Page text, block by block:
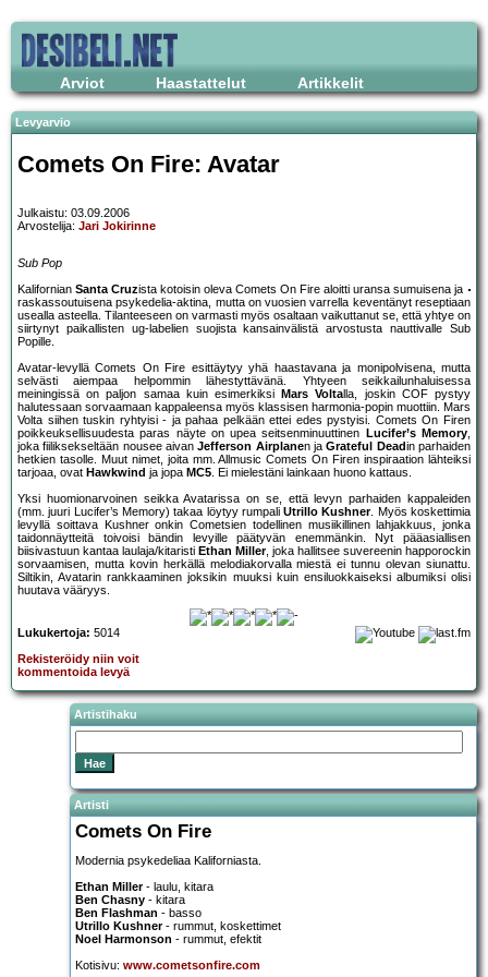
Arviot Haastattelut Artikkelit
Levyarvio
Comets On Fire: Avatar
Julkaistu: 03.09.2006
Arvostelija: Jari Jokirinne
Sub Pop
Kalifornian Santa Cruzista kotoisin oleva Comets On Fire aloitti uransa sumuisena ja
raskassoutuisena psykedelia-aktina, mutta on vuosien varrella keventänyt reseptiaan
usealla asteella. Tilanteeseen on varmasti myös osaltaan vaikuttanut se, että yhtye on
siirtynyt paikallisten ug-labelien suojista kansainvälistä arvostusta nauttivalle Sub
Popille.
Avatar-levyllä Comets On Fire esittäytyy yhä haastavana ja monipolvisena, mutta
selvästi aiempaa helpommin lähestyttävänä. Yhtyeen seikkailunhaluisessa
meiningissä on paljon samaa kuin esimerkiksi
Mars Voltalla, joskin COF pystyy
halutessaan sorvaamaan kappaleensa myös klassisen harmonia-popin muottiin. Mars
Volta siihen tuskin ryhtyisi - ja pahaa pelkään ettei edes pystyisi. Comets On Firen
poikkeuksellisuudesta paras näyte on upea seitsenminuuttinen
Lucifer’s Memory,
joka fiiliksekseltään nousee aivanJefferson Airplanen jaGrateful Deadin parhaiden
hetkien tasolle. Muut nimet, joita mm. Allmusic Comets On Firen inspiraation lähteiksi
tarjoaa, ovat Hawkwind ja jopa MC5. Ei mielestäni lainkaan huono kattaus.
Yksi huomionarvoinen seikka Avatarissa on se, että levyn parhaiden kappaleiden
(mm. juuri Lucifer’s Memory) takaa löytyy rumpaliUtrillo Kushner. Myös koskettimia
levyllä soittava Kushner onkin Cometsien todellinen musiikillinen lahjakkuus, jonka
taidonnäytteitä toivoisi bändin levyille päätyvän enemmänkin. Nyt pääasiallisen
biisivastuun kantaa laulaja/kitaristi Ethan Miller, joka hallitsee suvereenin happorockin
sorvaamisen, mutta kovin herkällä melodiakorvalla miestä ei tunnu olevan siunattu.
Siltikin, Avatarin rankkaaminen joksikin muuksi kuin ensiluokkaiseksi albumiksi olisi
huutava vääryys.
Lukukertoja: 5014
Rekisteröidy niin voit
kommentoida levyä
Artistihaku
Artisti
Comets On Fire
Modernia psykedeliaa Kaliforniasta.
Ethan Miller- laulu, kitara
Ben Chasny - kitara
Ben Flashman - basso
Utrillo Kushner- rummut, koskettimet
Noel Harmonson - rummut, efektit
Kotisivu: www.cometsonfire.com